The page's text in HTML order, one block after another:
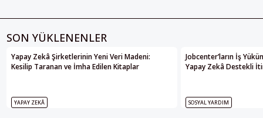
SON YÜKLENENLER
Yapay Zekâ Şirketlerinin Yeni Veri Madeni:
Kesilip Taranan ve İmha Edilen Kitaplar
YAPAY ZEKÂ
Jobcenter’ların İş
Yapay Zekâ Destekli
SOSYAL YARDIM